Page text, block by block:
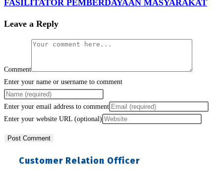
FASILITATOR PEMBERDAYAAN MASYARAKAT
Leave a Reply
Comment
Enter your name or username to comment
Enter your email address to comment
Enter your website URL (optional)
Customer Relation Officer